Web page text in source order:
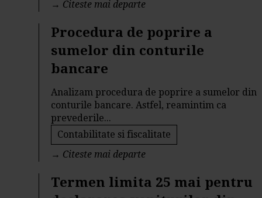
→ Citeste mai departe
Procedura de poprire a
sumelor din conturile
bancare
Analizam procedura de poprire a sumelor din
conturile bancare. Astfel, reamintim ca
prevederile...
Contabilitate si fiscalitate
→ Citeste mai departe
Termen limita 25 mai pentru